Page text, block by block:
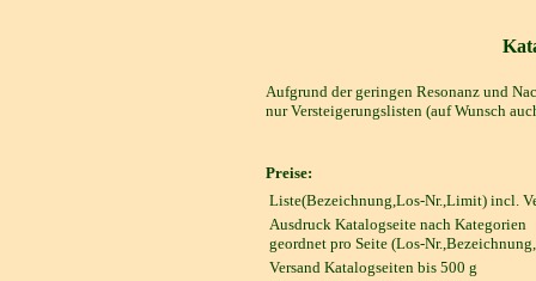
Aufgrund der geringen Resonanz und
nur Versteigerungslisten (auf Wunsch
Preise:
Liste(Bezeichnung,Los-Nr.,Limit) incl.
Ausdruck Katalogseite nach Kategorien
geordnet pro Seite (Los-
Versand Katalogseiten bis 500 g